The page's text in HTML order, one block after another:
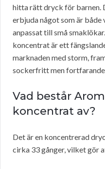
hitta rätt dryck för barnen.
erbjuda något som är både
anpassat till små
koncentrat är ett
marknaden med storm,
sockerfritt men
Vad består
koncentrat av?
Det är en koncentrerad
cirka 33 gånger, vilket gör